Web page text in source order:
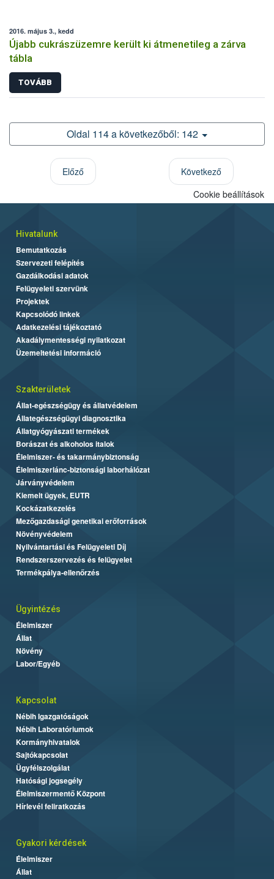
2016. május 3., kedd
Újabb cukrászüzemre került ki átmenetileg a zárva
tábla
TOVÁBB
Oldal 114 a következőből: 142
Előző
Következő
Cookie beállítások
Hivatalunk
Bemutatkozás
Szervezeti felépítés
Gazdálkodási adatok
Felügyeleti szervünk
Projektek
Kapcsolódó linkek
Adatkezelési tájékoztató
Akadálymentességi nyilatkozat
Üzemeltetési információ
Szakterületek
Állat-egészségügy és állatvédelem
Állategészségügyi diagnosztika
Állatgyógyászati termékek
Borászat és alkoholos italok
Élelmiszer- és takarmánybiztonság
Élelmiszerlánc-biztonsági laborhálózat
Járványvédelem
Kiemelt ügyek, EUTR
Kockázatkezelés
Mezőgazdasági genetikai erőforrások
Növényvédelem
Nyilvántartási és Felügyeleti Díj
Rendszerszervezés és felügyelet
Termékpálya-ellenőrzés
Ügyintézés
Élelmiszer
Állat
Növény
Labor/Egyéb
Kapcsolat
Nébih Igazgatóságok
Nébih Laboratóriumok
Kormányhivatalok
Sajtókapcsolat
Ügyfélszolgálat
Hatósági jogsegély
Élelmiszermentő Központ
Hírlevél feliratkozás
Gyakori kérdések
Élelmiszer
Állat